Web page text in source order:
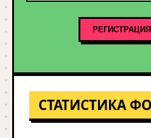
СТАТИСТИКА